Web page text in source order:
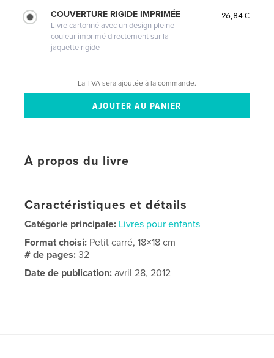
COUVERTURE RIGIDE IMPRIMÉE
Livre cartonné avec un design pleine
couleur imprimé directement sur la
jaquette rigide
26,84 €
La TVA sera ajoutée à la commande.
À propos du livre
Caractéristiques et détails
Catégorie principale: Livres pour enfants
Format choisi: Petit carré, 18×18 cm
# de pages:32
Date de publication: avril 28, 2012